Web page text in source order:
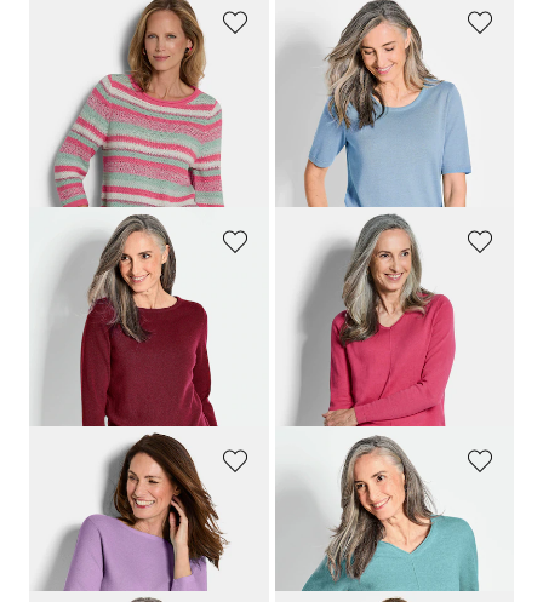
Gestreepte pullover met boothals
69,95 €119,95 €
Laagste prijs van de afgelopen 30
dagen**: 99,95 € (-30%)
GOLDNER
49,95 €69,95 €
+ 2
GOLDNER
Pullover van kasjmier met boothals
149,95 €
+ 7
GOLDNER
89,95 €
Laagste prijs van de afgelopen 30
dagen**: 69,95 €
(-14%)
Tricot pullover van puur katoen
69,95 €
GOLDNER
Pullover van kasjmier met V-hals
149,95 €
+ 7